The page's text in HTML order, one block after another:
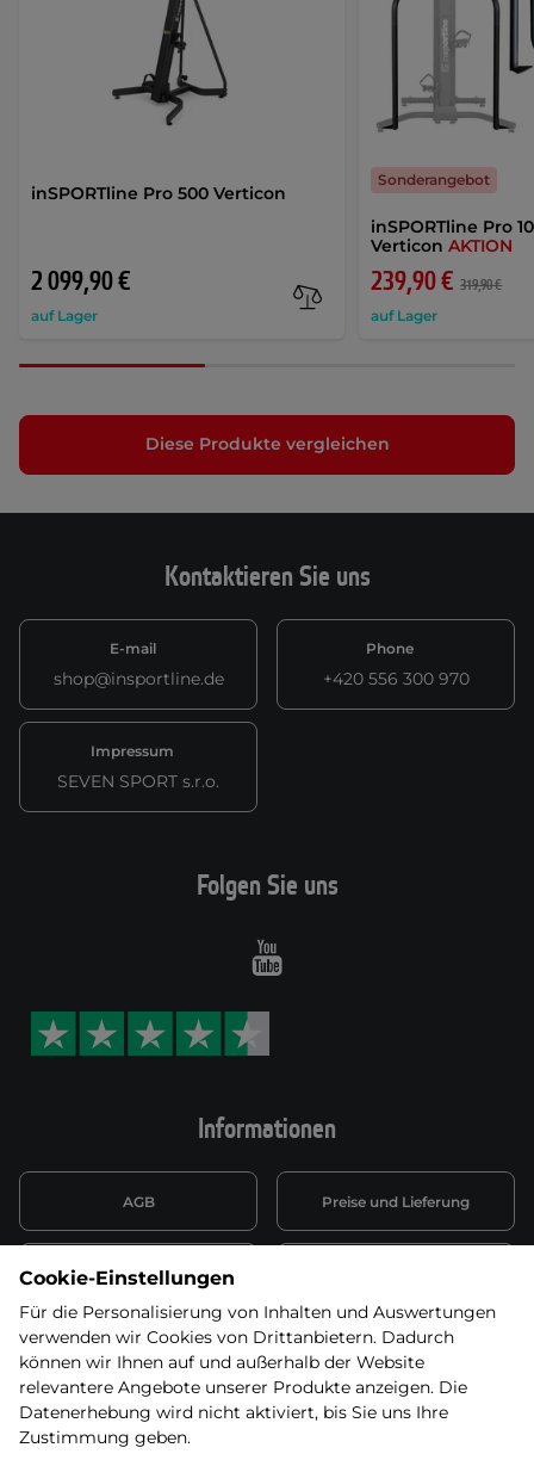
inSPORTline Pro 500 Verticon
2 099,90 €
auf Lager
inSPORTline Pro
VerticonAKTION
239,90 € 319,90 €
auf Lager
Sonderangebot
Diese Produkte vergleichen
Kontaktieren Sie uns
E-mail
shop@insportline.de
Phone
+420 556 300 970
Impressum
SEVEN SPORT s.r.o.
Informationen
AGB Preise und Lieferung
Datenschutzerklärung
Wiederufsbelehrung mit Link
zum Formular
Batterieentsorgung
Informationen zu Elektro-
und Elektonikgeräten
Widerruf erklären
Folgen Sie uns
Youtube
Cookie-Einstellungen
Für die Personalisierung von Inhalten und Auswertungen
verwenden wir Cookies von Drittanbietern. Dadurch
können wir Ihnen auf und außerhalb der Website
relevantere Angebote unserer Produkte anzeigen. Die
Datenerhebung wird nicht aktiviert, bis Sie uns Ihre
Zustimmung geben.